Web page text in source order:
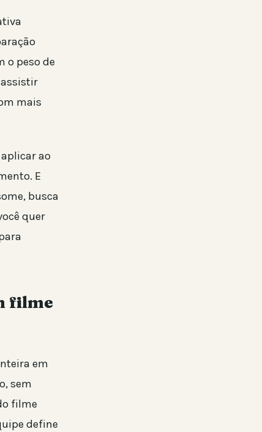
o peso de
mais
ao
E
busca
quer
filme
em
sem
filme
define